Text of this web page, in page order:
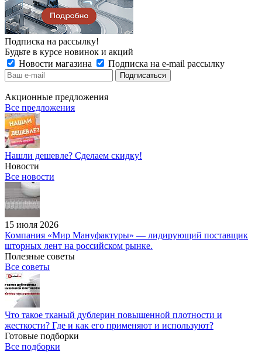
Подписка на рассылку!
Будьте в курсе новинок и акций
Новости магазина
Подписка на e-mail рассылку
Акционные предложения
Все предложения
Нашли дешевле? Сделаем скидку!
Новости
Все новости
15 июля 2026
Компания «Мир Мануфактуры» — лидирующий поставщик
шторных лент на российском рынке.
Полезные советы
Все советы
Что такое тканый дублерин повышенной плотности и
жесткости? Где и как его применяют и используют?
Готовые подборки
Все подборки